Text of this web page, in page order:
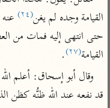
راسلنا
تعليمات
القيامة وجده لم يغن(٢٤)
حتى انتهى إليه فمات من
القيامة(٢٧)
.
قد نفعه عند الله ظنُّه كظن